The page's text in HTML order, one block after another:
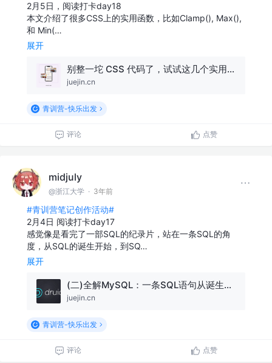
2月5日，阅读打卡day18
本文介绍了很多CSS上的实用函数，比如Clamp(), Max(),
和 Min(…
展开
别整一坨 CSS 代码了，试试这几个实用函数
juejin.cn
青训营-快乐出发
评论 点赞
midjuly
@浙江大学 · 3年前
#青训营笔记创作活动#
2月4日 阅读打卡day17
感觉像是看完了一部SQL的纪录片，站在一条SQL的角
度，从SQL的诞生开始，到SQ…
展开
(二)全解MySQL：一条SQL语句从诞生至结束的多姿多彩历程！
juejin.cn
青训营-快乐出发
评论 点赞